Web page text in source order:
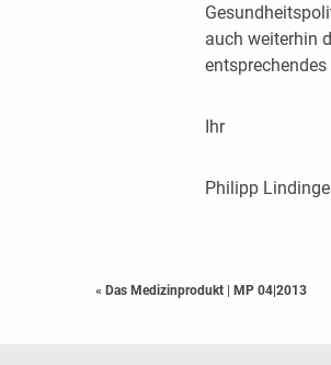
auch weiterhin
Ihr
Philipp
« Das Medizinprodukt | MP 04|2013